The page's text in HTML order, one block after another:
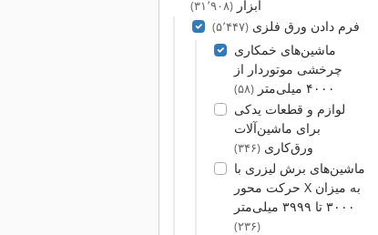
ابزار(۳۱٬۹۰۸)
فرم دادن ورق فلزی(۵٬۴۴۷)
ماشین‌های خمکاری
چرخشی موتوردار از
۴۰۰۰ میلی‌متر
(۵۸)
لوازم و قطعات یدکی
برای ماشین‌آلات
ورق‌کاری(۳۴۶)
ماشین‌های برش لیزری با
حرکت محور X به میزان
۳۰۰۰ تا ۳۹۹۹ میلی‌متر
(۲۳۶)